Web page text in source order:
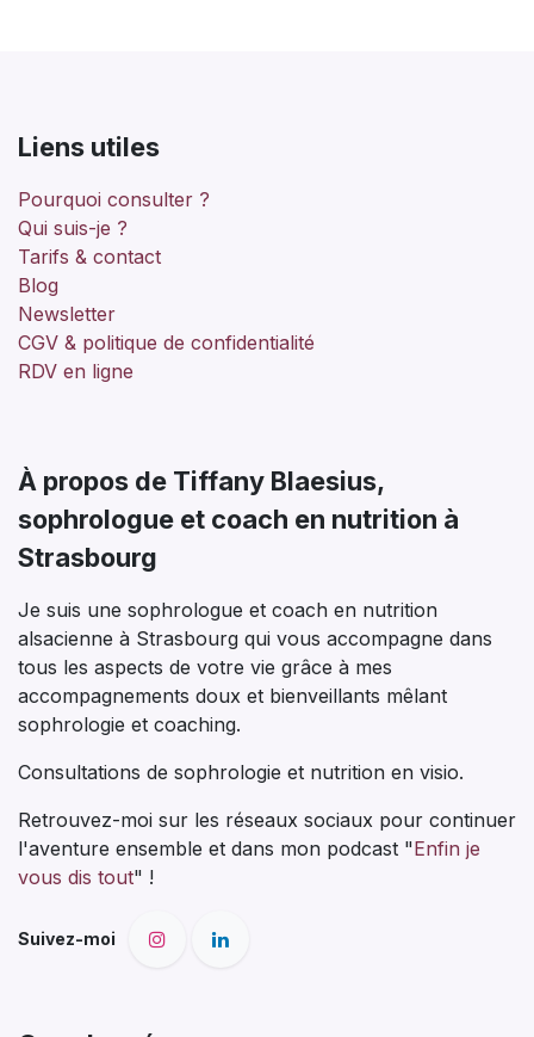
Liens utiles
Pourquoi consulter ?
Qui suis-je ?
Tarifs & contact
Blog
Newsletter
CGV & politique de confidentialité
RDV en ligne
À propos de Tiffany Blaesius,
sophrologue et coach en nutrition à
Strasbourg
Je suis une sophrologue et coach en nutrition
alsacienne à Strasbourg qui vous accompagne dans
tous les aspects de votre vie grâce à mes
accompagnements doux et bienveillants mêlant
sophrologie et coaching.
Consultations de sophrologie et nutrition en visio.
Retrouvez-moi sur les réseaux sociaux pour continuer
l'aventure ensemble et dans mon podcast "Enfin je
vous dis tout" !
Suivez-moi